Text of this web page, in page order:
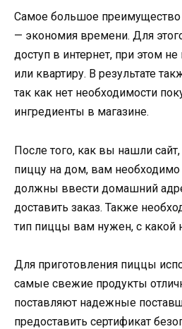
Самое большое
— экономия времени. Для
доступ в интернет, при этом
или квартиру. В результате
так как нет необходимости
ингредиенты в магазине.
После того, как вы нашли
пиццу на дом, вам необходимо
должны ввести домашний
доставить заказ. Также
тип пиццы вам нужен, с какой
Для приготовления пиццы
самые свежие продукты
поставляют надежные
предоставить сертификат